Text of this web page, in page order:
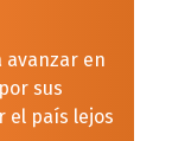
avanzar en
sus
el país lejos